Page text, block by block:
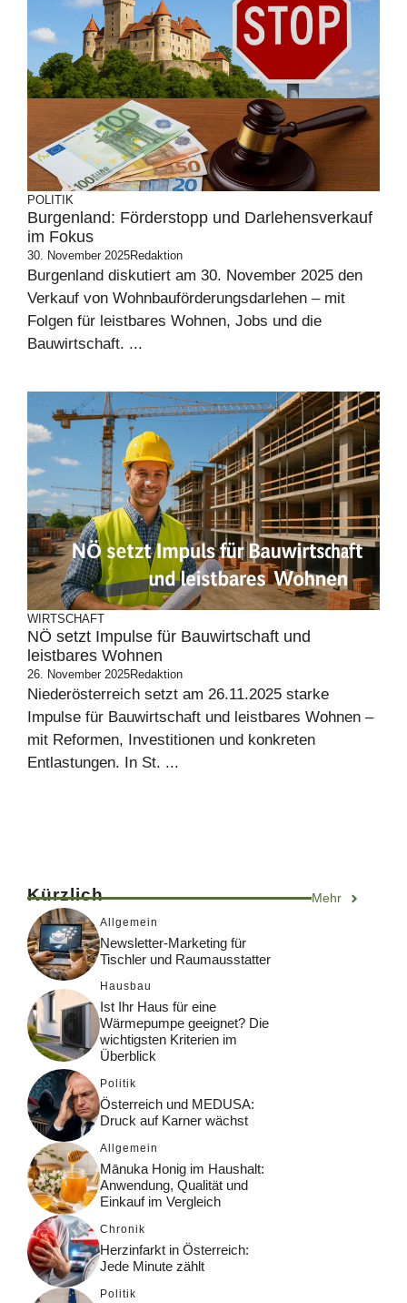
POLITIK
Burgenland: Förderstopp und Darlehensverkauf
im Fokus
30. November 2025Redaktion
Burgenland diskutiert am 30. November 2025 den
Verkauf von Wohnbauförderungsdarlehen – mit
Folgen für leistbares Wohnen, Jobs und die
Bauwirtschaft. ...
WIRTSCHAFT
NÖ setzt Impulse für Bauwirtschaft und
leistbares Wohnen
26. November 2025Redaktion
Niederösterreich setzt am 26.11.2025 starke
Impulse für Bauwirtschaft und leistbares Wohnen –
mit Reformen, Investitionen und konkreten
Entlastungen. In St. ...
Kürzlich Mehr
Allgemein
Newsletter-Marketing für
Tischler und Raumausstatter
Hausbau
Ist Ihr Haus für eine
Wärmepumpe geeignet? Die
wichtigsten Kriterien im
Überblick
Politik
Österreich und MEDUSA:
Druck auf Karner wächst
Allgemein
Mānuka Honig im Haushalt:
Anwendung, Qualität und
Einkauf im Vergleich
Chronik
Herzinfarkt in Österreich:
Jede Minute zählt
Politik